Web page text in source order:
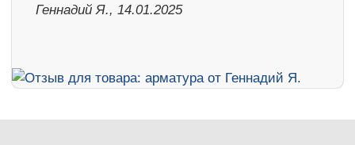
Геннадий Я., 14.01.2025